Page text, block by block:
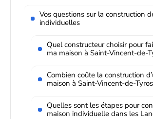
Vos questions sur la construction
individuelles
Quel constructeur choisir pour
ma maison à Saint-Vincent-de-
Combien coûte la construction
maison à Saint-Vincent-de-
Quelles sont les étapes pour
maison individuelle dans les